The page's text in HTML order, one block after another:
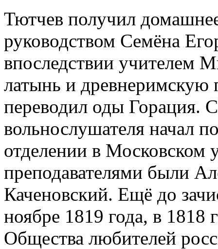
Тютчев получил
руководством Семёна
впоследствии учителем
латынь и древнеримскую
переводил оды Горация.
вольнослушателя начал
отделении в Московском
преподавателями были
Каченовский. Ещё до
ноябре 1819 года, в 1818
Общества любителей